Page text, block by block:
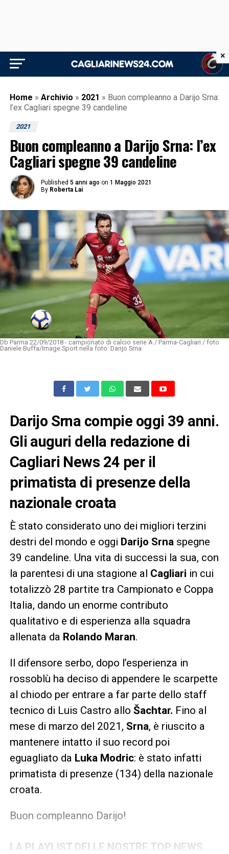
Home » Archivio » 2021 » Buon compleanno a Darijo Srna:
l’ex Cagliari spegne 39 candeline
2021
Buon compleanno a Darijo Srna: l’ex
Cagliari spegne 39 candeline
Published 5 anni ago on 1 Maggio 2021
By Roberta Lai
Db Parma 22/09/2018 - campionato di calcio serie A / Parma-Cagliari / foto
Daniele Buffa/Image Sport nella foto: Darijo Srna
Darijo Srna compie oggi 39 anni.
Gli auguri della redazione di
Cagliari News 24 per il
primatista di presenze della
nazionale croata
È stato considerato uno dei migliori terzini
destri del mondo e oggi Darijo Srnaspegne
39 candeline. Una vita di successi la sua, con
la parentesi di una stagione al Cagliari in cui
totalizzò 28 partite tra Campionato e Coppa
Italia, dando un enorme contributo
qualitativo e di esperienza alla squadra
allenata da Rolando Maran.
Il difensore serbo, dopo l’esperienza in
rossoblù ha deciso di appendere le scarpette
al chiodo per entrare a far parte dello staff
tecnico di Luis Castro allo Šachtar. Fino al
mese di marzo del 2021, Srna, è riuscito a
mantenere intatto il suo record poi
eguagliato da Luka Modric: è stato infatti
primatista di presenze (134) della nazionale
croata.
Buon compleanno Darijo!
LA PLAYLIST DELLE NOSTRE TOP NEWS
×